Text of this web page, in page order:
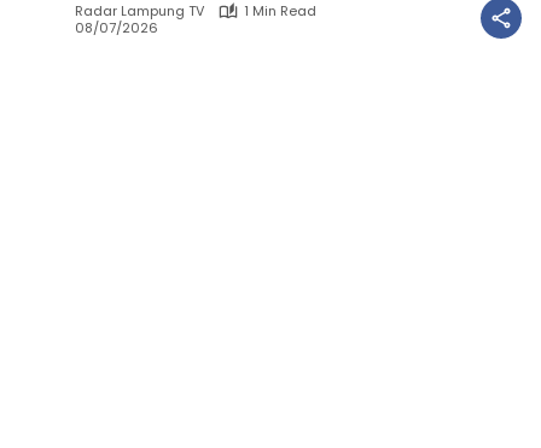
Radar Lampung TV
1 Min Read
08/07/2026